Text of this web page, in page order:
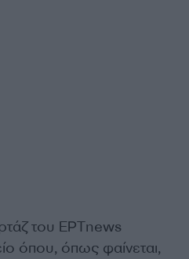
του ΕΡΤnews
όπου, όπως φαίνεται,